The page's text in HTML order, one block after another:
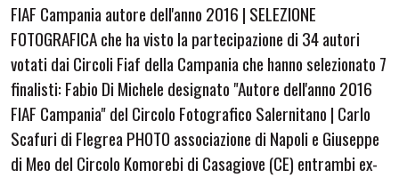
FIAF Campania autore dell'anno 2016 | SELEZIONE
FOTOGRAFICA che ha visto la partecipazione di 34 autori
votati dai Circoli Fiaf della Campania che hanno selezionato 7
finalisti: Fabio Di Michele designato "Autore dell'anno 2016
FIAF Campania" del Circolo Fotografico Salernitano | Carlo
Scafuri di Flegrea PHOTO associazione di Napoli e Giuseppe
di Meo del Circolo Komorebi di Casagiove (CE) entrambi ex-